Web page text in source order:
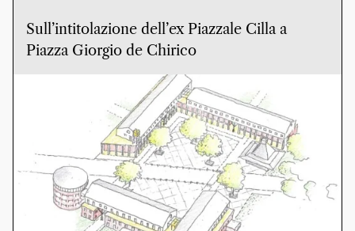
Sull’intitolazione dell’ex Piazzale Cilla a
Piazza Giorgio de Chirico